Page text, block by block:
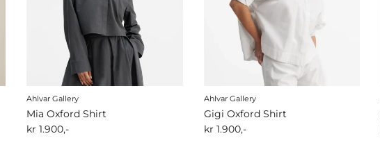
Ahlvar Gallery
Mia Oxford Shirt
kr 1.900,-
Ahlvar Gallery
Gigi Oxford Shirt
kr 1.900,-